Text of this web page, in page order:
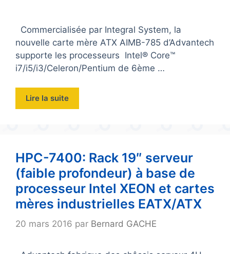
Commercialisée par Integral System, la
nouvelle carte mère ATX AIMB-785 d’Advantech
supporte les processeurs Intel® Core™
i7/i5/i3/Celeron/Pentium de 6ème …
Lire la suite
HPC-7400: Rack 19″ serveur
(faible profondeur) à base de
processeur Intel XEON et cartes
mères industrielles EATX/ATX
20 mars 2016 par Bernard GACHE